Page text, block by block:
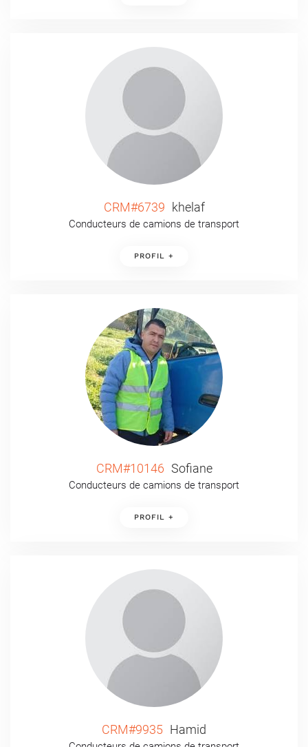
CRM#6739 khelaf
Conducteurs de camions de transport
PROFIL +
CRM#10146 Sofiane
Conducteurs de camions de transport
PROFIL +
CRM#9935 Hamid